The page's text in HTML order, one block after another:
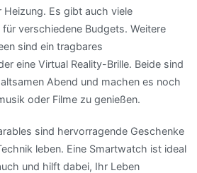
Es gibt auch viele
verschiedene Budgets. Weitere
sind ein tragbares
eine Virtual Reality-Brille. Beide sind
Abend und machen es noch
oder Filme zu genießen.
sind hervorragende Geschenke
leben. Eine Smartwatch ist ideal
und hilft dabei, Ihr Leben